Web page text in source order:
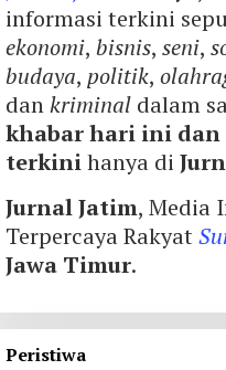
informasi terkini
ekonomi, bisnis, seni,
budaya, politik,
dankriminaldalam
khabar hari ini
terkinihanya di
Jurnal Jatim, Media
Terpercaya Rakyat
Jawa Timur.
Peristiwa